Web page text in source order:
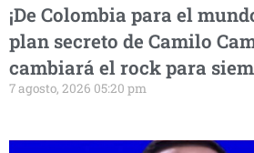
¡De Colombia para el
plan secreto de Camilo
cambiará el rock para
7 agosto, 2026 05:20 pm